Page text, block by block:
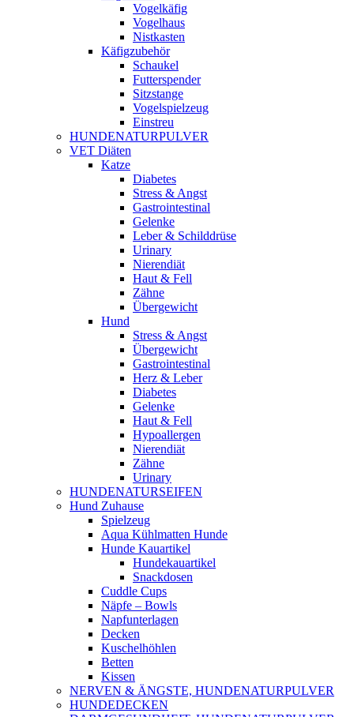
Vogelkäfig
Vogelhaus
Nistkasten
Käfigzubehör
Schaukel
Futterspender
Sitzstange
Vogelspielzeug
Einstreu
HUNDENATURPULVER
VET Diäten
Katze
Diabetes
Stress & Angst
Gastrointestinal
Gelenke
Leber & Schilddrüse
Urinary
Nierendiät
Haut & Fell
Zähne
Übergewicht
Hund
Stress & Angst
Übergewicht
Gastrointestinal
Herz & Leber
Diabetes
Gelenke
Haut & Fell
Hypoallergen
Nierendiät
Zähne
Urinary
HUNDENATURSEIFEN
Hund Zuhause
Spielzeug
Aqua Kühlmatten Hunde
Hunde Kauartikel
Hundekauartikel
Snackdosen
Cuddle Cups
Näpfe – Bowls
Napfunterlagen
Decken
Kuschelhöhlen
Betten
Kissen
NERVEN & ÄNGSTE, HUNDENATURPULVER
HUNDEDECKEN